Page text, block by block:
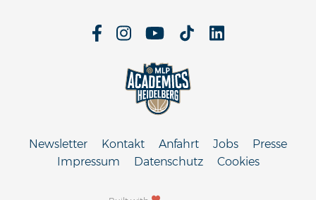
Newsletter Kontakt Anfahrt Jobs
Presse
Impressum
Datenschutz Cookies